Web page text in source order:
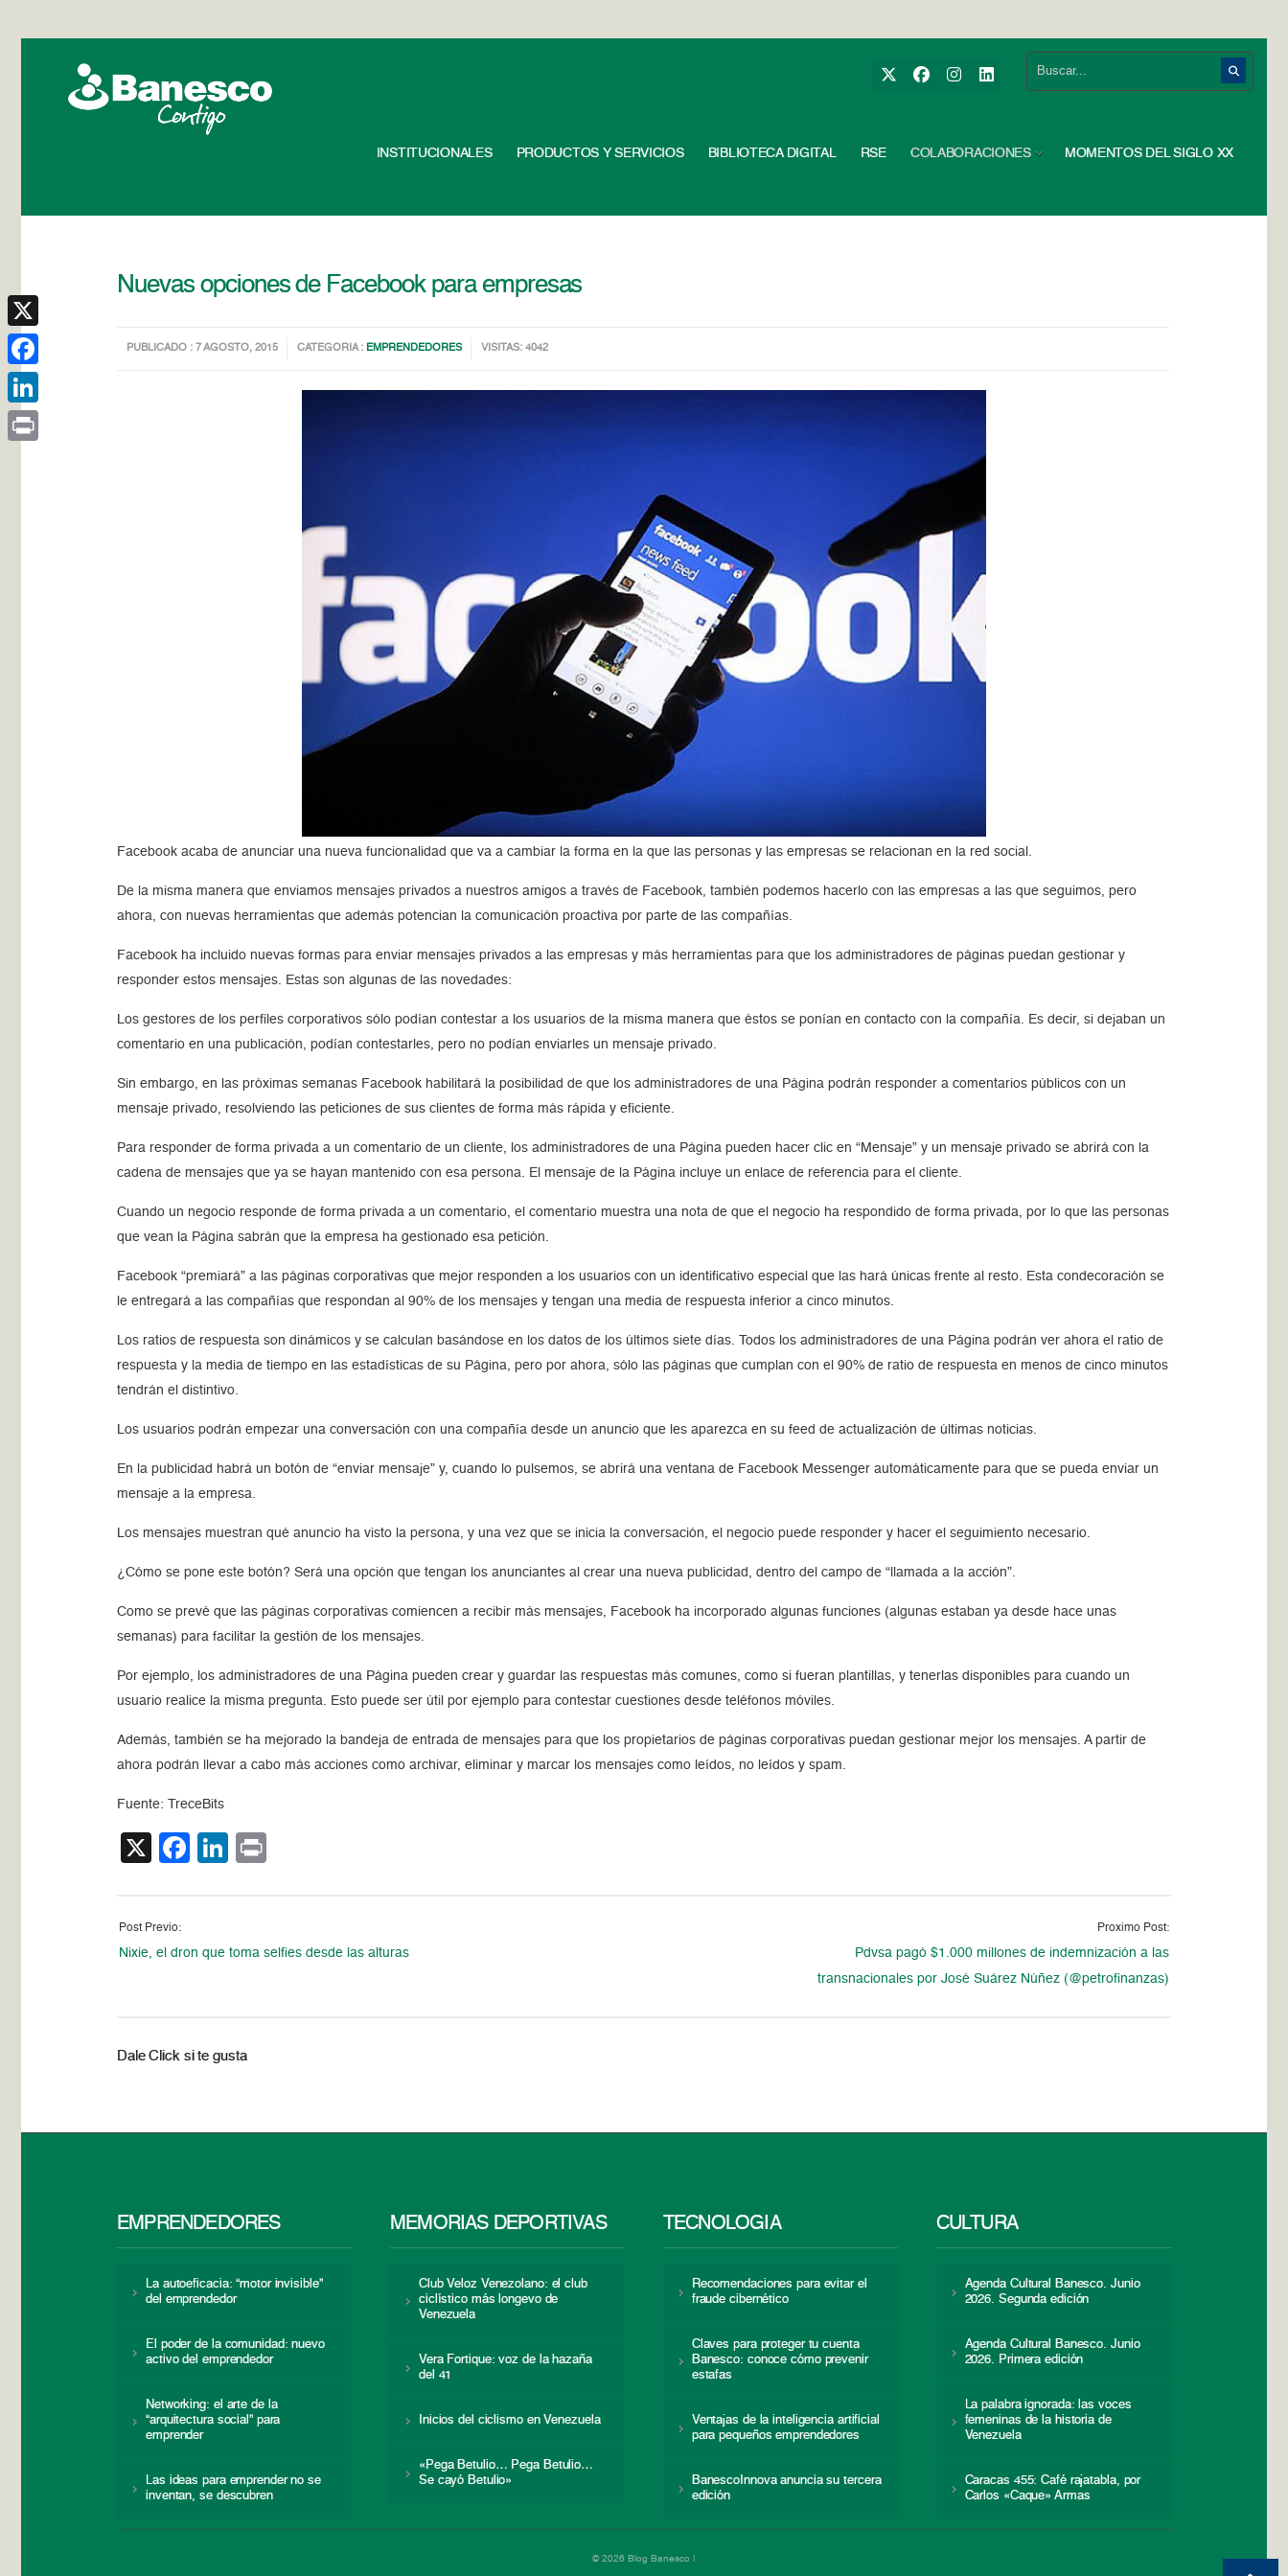
INSTITUCIONALES PRODUCTOS Y SERVICIOS BIBLIOTECA DIGITAL RSE COLABORACIONES MOMENTOS DEL SIGLO XX
Nuevas opciones de Facebook para empresas
PUBLICADO : 7 AGOSTO, 2015 CATEGORIA : EMPRENDEDORES VISITAS: 4042
Facebook acaba de anunciar una nueva funcionalidad que va a cambiar la forma en la que las personas y las empresas se relacionan en la red social.
De la misma manera que enviamos mensajes privados a nuestros amigos a través de Facebook, también podemos hacerlo con las empresas a las que seguimos, pero
ahora, con nuevas herramientas que además potencian la comunicación proactiva por parte de las compañías.
Facebook ha incluido nuevas formas para enviar mensajes privados a las empresas y más herramientas para que los administradores de páginas puedan gestionar y
responder estos mensajes. Estas son algunas de las novedades:
Los gestores de los perfiles corporativos sólo podían contestar a los usuarios de la misma manera que éstos se ponían en contacto con la compañía. Es decir, si dejaban un
comentario en una publicación, podían contestarles, pero no podían enviarles un mensaje privado.
Sin embargo, en las próximas semanas Facebook habilitará la posibilidad de que los administradores de una Página podrán responder a comentarios públicos con un
mensaje privado, resolviendo las peticiones de sus clientes de forma más rápida y eficiente.
Para responder de forma privada a un comentario de un cliente, los administradores de una Página pueden hacer clic en “Mensaje” y un mensaje privado se abrirá con la
cadena de mensajes que ya se hayan mantenido con esa persona. El mensaje de la Página incluye un enlace de referencia para el cliente.
Cuando un negocio responde de forma privada a un comentario, el comentario muestra una nota de que el negocio ha respondido de forma privada, por lo que las personas
que vean la Página sabrán que la empresa ha gestionado esa petición.
Facebook “premiará” a las páginas corporativas que mejor responden a los usuarios con un identificativo especial que las hará únicas frente al resto. Esta condecoración se
le entregará a las compañías que respondan al 90% de los mensajes y tengan una media de respuesta inferior a cinco minutos.
Los ratios de respuesta son dinámicos y se calculan basándose en los datos de los últimos siete días. Todos los administradores de una Página podrán ver ahora el ratio de
respuesta y la media de tiempo en las estadísticas de su Página, pero por ahora, sólo las páginas que cumplan con el 90% de ratio de respuesta en menos de cinco minutos
tendrán el distintivo.
Los usuarios podrán empezar una conversación con una compañía desde un anuncio que les aparezca en su feed de actualización de últimas noticias.
En la publicidad habrá un botón de “enviar mensaje” y, cuando lo pulsemos, se abrirá una ventana de Facebook Messenger automáticamente para que se pueda enviar un
mensaje a la empresa.
Los mensajes muestran qué anuncio ha visto la persona, y una vez que se inicia la conversación, el negocio puede responder y hacer el seguimiento necesario.
¿Cómo se pone este botón? Será una opción que tengan los anunciantes al crear una nueva publicidad, dentro del campo de “llamada a la acción”.
Como se prevé que las páginas corporativas comiencen a recibir más mensajes, Facebook ha incorporado algunas funciones (algunas estaban ya desde hace unas
semanas) para facilitar la gestión de los mensajes.
Por ejemplo, los administradores de una Página pueden crear y guardar las respuestas más comunes, como si fueran plantillas, y tenerlas disponibles para cuando un
usuario realice la misma pregunta. Esto puede ser útil por ejemplo para contestar cuestiones desde teléfonos móviles.
Además, también se ha mejorado la bandeja de entrada de mensajes para que los propietarios de páginas corporativas puedan gestionar mejor los mensajes. A partir de
ahora podrán llevar a cabo más acciones como archivar, eliminar y marcar los mensajes como leídos, no leídos y spam.
Fuente: TreceBits
X Facebook
LinkedIn
Post Previo:
Nixie, el dron que toma selfies desde las alturas
Proximo Post:
Pdvsa pagó $1.000 millones de indemnización a las
transnacionales por José Suárez Núñez (@petrofinanzas)
Dale Click si te gusta
EMPRENDEDORES
La autoeficacia: “motor invisible”
del emprendedor
El poder de la comunidad: nuevo
activo del emprendedor
Networking: el arte de la
“arquitectura social” para
emprender
Las ideas para emprender no se
inventan, se descubren
MEMORIAS DEPORTIVAS
Club Veloz Venezolano: el club
ciclístico más longevo de
Venezuela
Vera Fortique: voz de la hazaña
del 41
Inicios del ciclismo en Venezuela
«Pega Betulio… Pega Betulio…
Se cayó Betulio»
TECNOLOGÍA
Recomendaciones para evitar el
fraude cibernético
Claves para proteger tu cuenta
Banesco: conoce cómo prevenir
estafas
Ventajas de la inteligencia artificial
para pequeños emprendedores
BanescoInnova anuncia su tercera
edición
CULTURA
Agenda Cultural Banesco. Junio
2026. Segunda edición
Agenda Cultural Banesco. Junio
2026. Primera edición
La palabra ignorada: las voces
femeninas de la historia de
Venezuela
Caracas 455: Café rajatabla, por
Carlos «Caque» Armas
© 2026 Blog Banesco |
X
Facebook
LinkedIn